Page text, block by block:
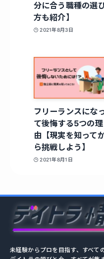
分に合う職種の選
方も紹介】
2021年8月3日
フリーランスにな
て後悔する5つの理
由【現実を知って
ら挑戦しよう】
2021年8月1日
未経験からプロを目指す、すべて